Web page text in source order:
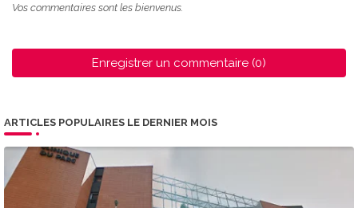
Vos commentaires sont les bienvenus.
Enregistrer un commentaire (0)
ARTICLES POPULAIRES LE DERNIER MOIS